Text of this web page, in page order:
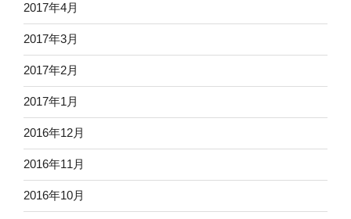
2017年4月
2017年3月
2017年2月
2017年1月
2016年12月
2016年11月
2016年10月